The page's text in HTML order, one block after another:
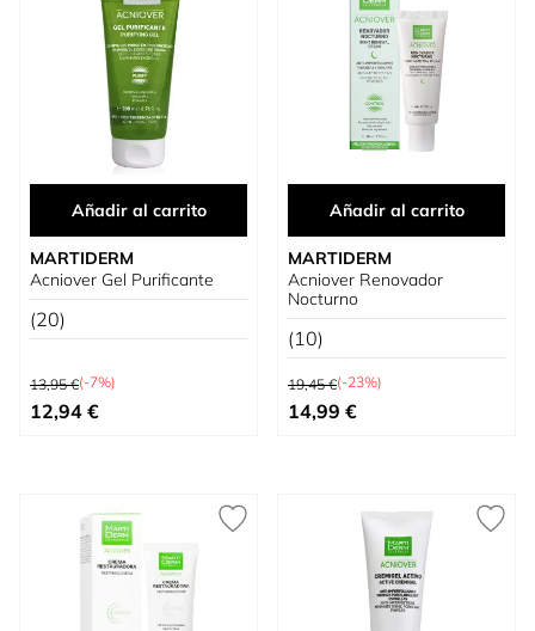
Añadir al carrito
MARTIDERM
Acniover Gel Purificante
(20)
Precio habitual
13,95 €(-7%)
Precio especial
12,94 €
Añadir al carrito
MARTIDERM
Acniover Renovador
Nocturno
(10)
Precio habitual
19,45 €(-23%)
Precio especial
14,99 €